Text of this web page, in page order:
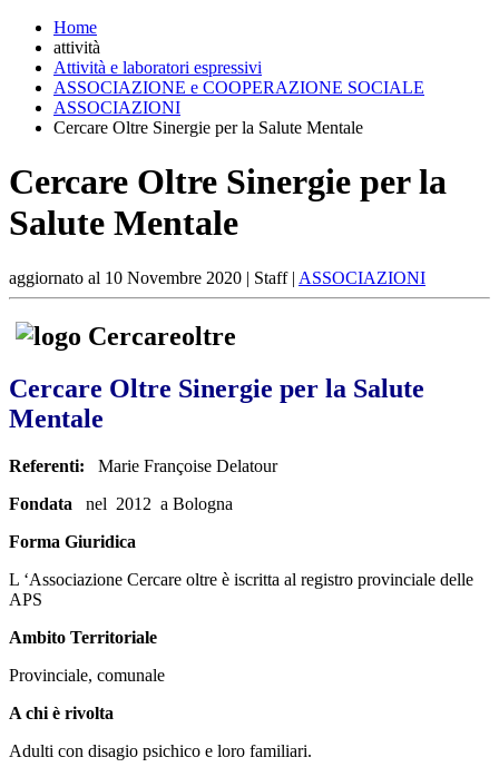
Home
attività
Attività e laboratori espressivi
ASSOCIAZIONE e COOPERAZIONE SOCIALE
ASSOCIAZIONI
Cercare Oltre Sinergie per la Salute Mentale
Cercare Oltre Sinergie per la
Salute Mentale
aggiornato al 10 Novembre 2020 | Staff | ASSOCIAZIONI
Cercare Oltre Sinergie per la Salute
Mentale
Referenti: Marie Françoise Delatour
Fondata nel 2012 a Bologna
Forma Giuridica
L ‘Associazione Cercare oltre è iscritta al registro provinciale delle
APS
Ambito Territoriale
Provinciale, comunale
A chi è rivolta
Adulti con disagio psichico e loro familiari.